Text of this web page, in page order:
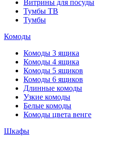
Витрины для посуды
Тумбы ТВ
Тумбы
Комоды
Комоды 3 ящика
Комоды 4 ящика
Комоды 5 ящиков
Комоды 6 ящиков
Длинные комоды
Узкие комоды
Белые комоды
Комоды цвета венге
Шкафы